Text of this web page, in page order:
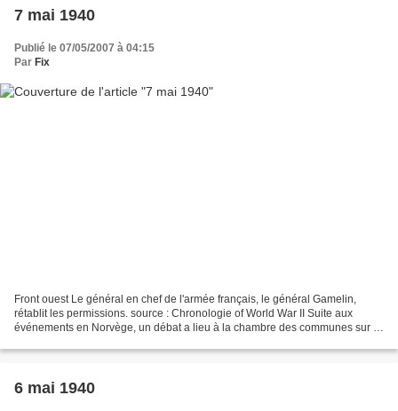
7 mai 1940
Publié le 07/05/2007 à 04:15
Par Fix
Front ouest Le général en chef de l'armée français, le général Gamelin,
rétablit les permissions. source : Chronologie of World War II Suite aux
événements en Norvège, un débat a lieu à la chambre des communes sur la
6 mai 1940